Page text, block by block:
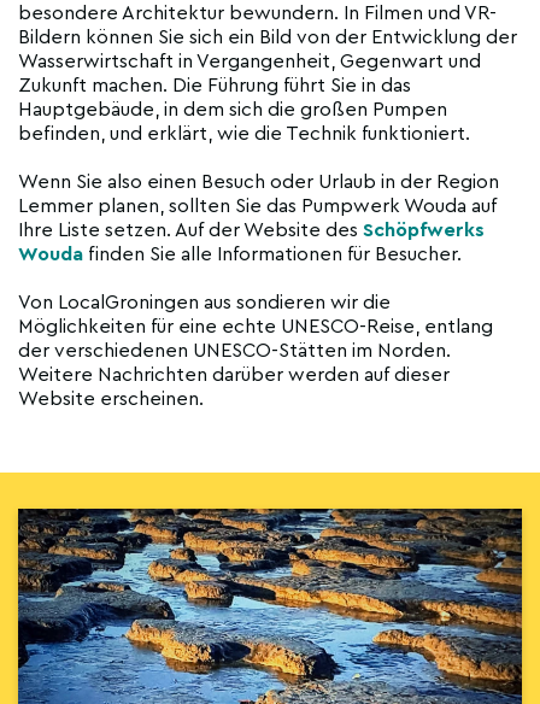
besondere Architektur bewundern. In Filmen und VR-
Bildern können Sie sich ein Bild von der Entwicklung der
Wasserwirtschaft in Vergangenheit, Gegenwart und
Zukunft machen. Die Führung führt Sie in das
Hauptgebäude, in dem sich die großen Pumpen
befinden, und erklärt, wie die Technik funktioniert.
Wenn Sie also einen Besuch oder Urlaub in der Region
Lemmer planen, sollten Sie das Pumpwerk Wouda auf
Ihre Liste setzen. Auf der Website des Schöpfwerks
Wouda finden Sie alle Informationen für Besucher.
Von LocalGroningen aus sondieren wir die
Möglichkeiten für eine echte UNESCO-Reise, entlang
der verschiedenen UNESCO-Stätten im Norden.
Weitere Nachrichten darüber werden auf dieser
Website erscheinen.